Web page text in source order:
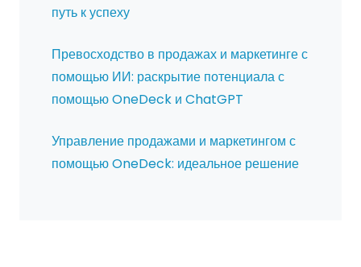
путь к успеху
Превосходство в продажах и маркетинге с
помощью ИИ: раскрытие потенциала с
помощью OneDeck и ChatGPT
Управление продажами и маркетингом с
помощью OneDeck: идеальное решение